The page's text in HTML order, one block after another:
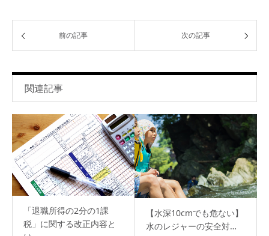
前の記事 次の記事
関連記事
「退職所得の2分の1課
税」に関する改正内容と
【水深10cmでも危ない】
水のレジャーの安全対…